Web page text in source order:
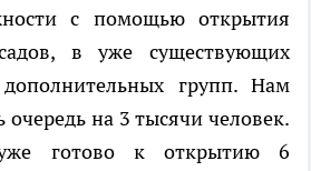
с помощью открытия
в уже существующих
групп. Нам
очередь на 3 тысячи человек.
готово к открытию 6